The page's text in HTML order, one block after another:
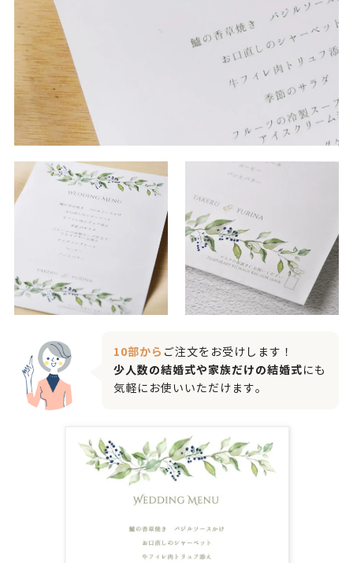
10部から ご注文をお受けします！
少人数の結婚式や家族だけの結婚式にも
気軽にお使いいただけます。